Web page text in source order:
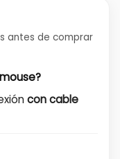
antes de comprar
con cable